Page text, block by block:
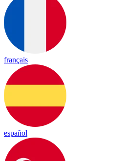
français
español